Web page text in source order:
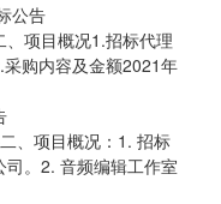
公告
项目概况1.招标代理
购内容及金额2021年
、项目概况：1. 招标
。2. 音频编辑工作室